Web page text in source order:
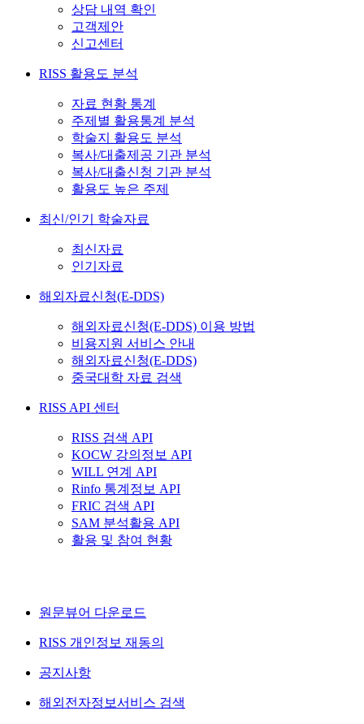
상담 내역 확인
고객제안
신고센터
RISS 활용도 분석
자료 현황 통계
주제별 활용통계 분석
학술지 활용도 분석
복사/대출제공 기관 분석
복사/대출신청 기관 분석
활용도 높은 주제
최신/인기 학술자료
최신자료
인기자료
해외자료신청(E-DDS)
해외자료신청(E-DDS) 이용 방법
비용지원 서비스 안내
해외자료신청(E-DDS)
중국대학 자료 검색
RISS API 센터
RISS 검색 API
KOCW 강의정보 API
WILL 연계 API
Rinfo 통계정보 API
FRIC 검색 API
SAM 분석활용 API
활용 및 참여 현황
원문뷰어 다운로드
RISS 개인정보 재동의
공지사항
해외전자정보서비스 검색